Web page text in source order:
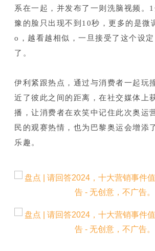
系在一起，并发布了一则洗脑视频。
豫的脸只出现不到10秒，更多的是微
o，越看越相似，一旦接受了这个设
了。
伊利紧跟热点，通过与消费者一起玩
近了彼此之间的距离，在社交媒体上
播，让消费者在欢笑中记住此次奥运
民的观赛热情，也为巴黎奥运会增添
乐趣。